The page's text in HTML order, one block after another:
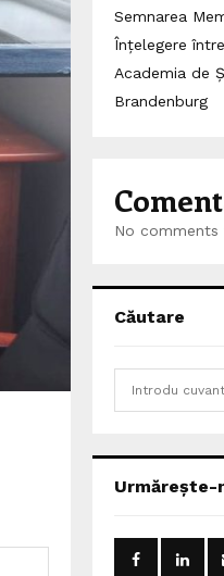
Semnarea
Înțelegere
Academia de
Brandenburg
No comments
Căutare
h
o
Urmărește-